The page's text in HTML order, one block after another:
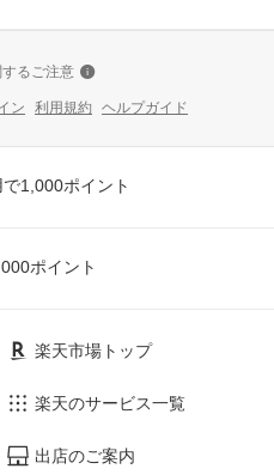
るご注意
ン 利用規約 ヘルプガイド
1,000ポイント
ポイント
楽天市場トップ
楽天のサービス一覧
出店のご案内